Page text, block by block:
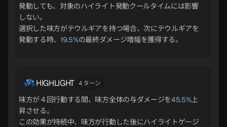
発動しても、対象のハイライト発動クールタイムには影響
しない。
選択した味方がテウルギアを持つ場合、次にテウルギアを
発動する時、19.5%の最終ダメージ増幅を獲得する。
HIGHLIGHT 4 ターン
味方が４回行動する間、味方全体の与ダメージを45.5%上
昇させる。
この効果が持続中、味方が行動した後にハイライトゲージ